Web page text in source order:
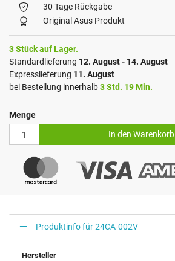
30 Tage Rückgabe
Original Asus Produkt
3 Stück auf Lager.
Standardlieferung 12. August - 14. August
Expresslieferung 11. August
bei Bestellung innerhalb3 Std. 19 Min.
Menge
In den Warenkorb
Produktinfo für 24CA-002V
Hersteller